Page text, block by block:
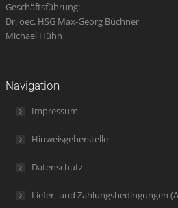
Geschäftsführung:
Dr. oec. HSG Max-Georg Büchner
Michael Hühn
Navigation
Impressum
Hinweisgeberstelle
Datenschutz
Liefer- und Zahlungsbedingungen